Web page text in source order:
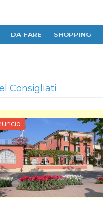
DA FARE SHOPPING
Consigliati